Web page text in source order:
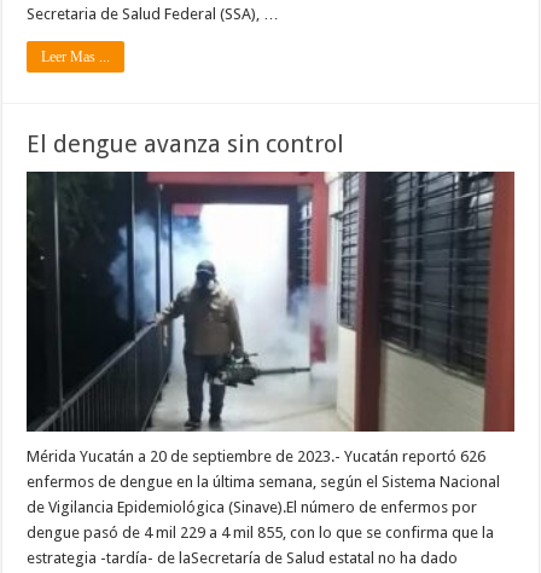
Secretaria de Salud Federal (SSA), …
Leer Mas ...
El dengue avanza sin control
Mérida Yucatán a 20 de septiembre de 2023.- Yucatán reportó 626
enfermos de dengue en la última semana, según el Sistema Nacional
de Vigilancia Epidemiológica (Sinave).El número de enfermos por
dengue pasó de 4 mil 229 a 4 mil 855, con lo que se confirma que la
estrategia -tardía- de laSecretaría de Salud estatal no ha dado